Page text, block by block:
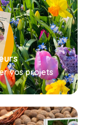
vos projets